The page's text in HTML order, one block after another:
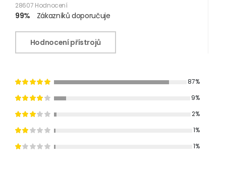
28607 Hodnocení
99% Zákazníků doporučuje
Hodnocení přístrojů
87%
9%
2%
1%
1%